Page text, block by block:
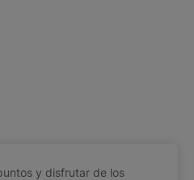
y disfrutar de los